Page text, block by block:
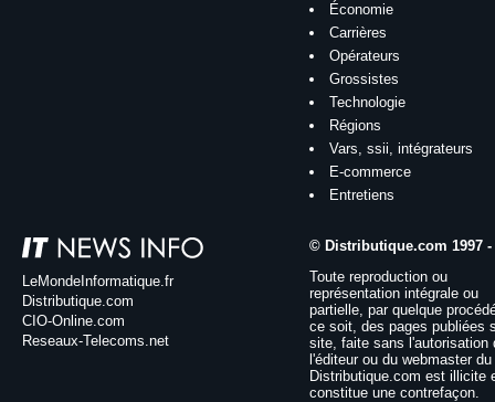
Économie
Carrières
Opérateurs
Grossistes
Technologie
Régions
Vars, ssii, intégrateurs
E-commerce
Entretiens
LeMondeInformatique.fr
Distributique.com
CIO-Online.com
Reseaux-Telecoms.net
© Distributique.com 1997 -
Toute reproduction ou
représentation intégrale ou
partielle, par quelque
ce soit, des pages publiées
site, faite sans l'autorisation
l'éditeur ou du webmaster
Distributique.com est illicite
constitue une contrefaçon.